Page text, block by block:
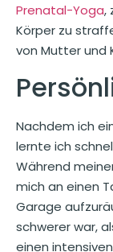
Prenatal-Yoga,
Körper zu
von Mutter und
Nachdem ich
lernte ich
Während
mich an einen
Garage
schwerer war,
einen